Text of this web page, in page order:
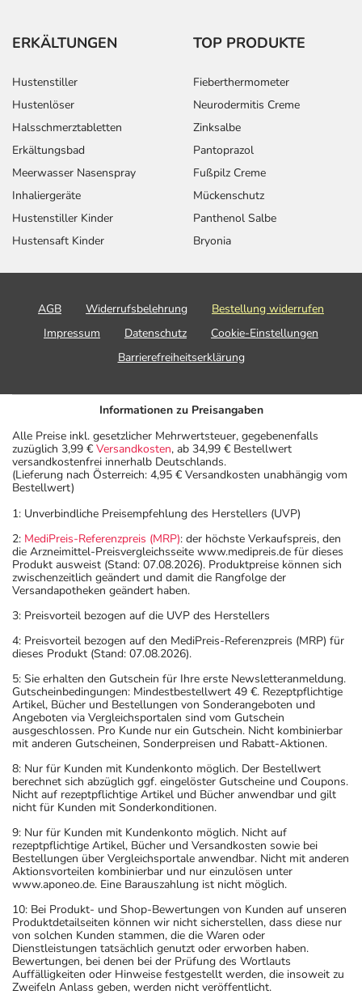
ERKÄLTUNGEN
Hustenstiller
Hustenlöser
Halsschmerztabletten
Erkältungsbad
Meerwasser Nasenspray
Inhaliergeräte
Hustenstiller Kinder
Hustensaft Kinder
TOP PRODUKTE
Fieberthermometer
Neurodermitis Creme
Zinksalbe
Pantoprazol
Fußpilz Creme
Mückenschutz
Panthenol Salbe
Bryonia
AGB Widerrufsbelehrung
Bestellung widerrufen
Impressum
Datenschutz
Cookie-Einstellungen
Barrierefreiheitserklärung
Informationen zu Preisangaben
Alle Preise inkl. gesetzlicher Mehrwertsteuer, gegebenenfalls
zuzüglich 3,99 € Versandkosten, ab 34,99 € Bestellwert
versandkostenfrei innerhalb Deutschlands.
(Lieferung nach Österreich: 4,95 € Versandkosten unabhängig vom
Bestellwert)
1: Unverbindliche Preisempfehlung des Herstellers (UVP)
2: MediPreis-Referenzpreis (MRP): der höchste Verkaufspreis, den
die Arzneimittel-Preisvergleichsseite www.medipreis.de für dieses
Produkt ausweist (Stand: 07.08.2026). Produktpreise können sich
zwischenzeitlich geändert und damit die Rangfolge der
Versandapotheken geändert haben.
3: Preisvorteil bezogen auf die UVP des Herstellers
4: Preisvorteil bezogen auf den MediPreis-Referenzpreis (MRP) für
dieses Produkt (Stand: 07.08.2026).
5: Sie erhalten den Gutschein für Ihre erste Newsletteranmeldung.
Gutscheinbedingungen: Mindestbestellwert 49 €. Rezeptpflichtige
Artikel, Bücher und Bestellungen von Sonderangeboten und
Angeboten via Vergleichsportalen sind vom Gutschein
ausgeschlossen. Pro Kunde nur ein Gutschein. Nicht kombinierbar
mit anderen Gutscheinen, Sonderpreisen und Rabatt-Aktionen.
8: Nur für Kunden mit Kundenkonto möglich. Der Bestellwert
berechnet sich abzüglich ggf. eingelöster Gutscheine und Coupons.
Nicht auf rezeptpflichtige Artikel und Bücher anwendbar und gilt
nicht für Kunden mit Sonderkonditionen.
9: Nur für Kunden mit Kundenkonto möglich. Nicht auf
rezeptpflichtige Artikel, Bücher und Versandkosten sowie bei
Bestellungen über Vergleichsportale anwendbar. Nicht mit anderen
Aktionsvorteilen kombinierbar und nur einzulösen unter
www.aponeo.de. Eine Barauszahlung ist nicht möglich.
10: Bei Produkt- und Shop-Bewertungen von Kunden auf unseren
Produktdetailseiten können wir nicht sicherstellen, dass diese nur
von solchen Kunden stammen, die die Waren oder
Dienstleistungen tatsächlich genutzt oder erworben haben.
Bewertungen, bei denen bei der Prüfung des Wortlauts
Auffälligkeiten oder Hinweise festgestellt werden, die insoweit zu
Zweifeln Anlass geben, werden nicht veröffentlicht.